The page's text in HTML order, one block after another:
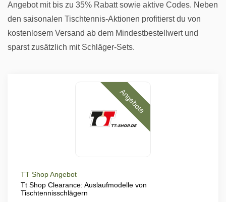
Angebot mit bis zu 35% Rabatt sowie aktive Codes. Neben
den saisonalen Tischtennis-Aktionen profitierst du von
kostenlosem Versand ab dem Mindestbestellwert und
sparst zusätzlich mit Schläger-Sets.
Angebote
TT Shop Angebot
Tt Shop Clearance: Auslaufmodelle von
Tischtennisschlägern